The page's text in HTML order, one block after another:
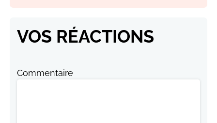
VOS RÉACTIONS
Commentaire